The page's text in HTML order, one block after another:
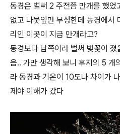
동경은 벌써 2 주전쯤 만개를 했었
없고 나뭇잎만 무성한데 동경에서
리인 이곳이 지금 만개라고?
동경보다 남쪽이라 벌써 벚꽃이 졌
음.. 가만 생각해 보니 후지의 5 개
라 동경과 기온이 10도나 차이가
제야 이해가 갔다